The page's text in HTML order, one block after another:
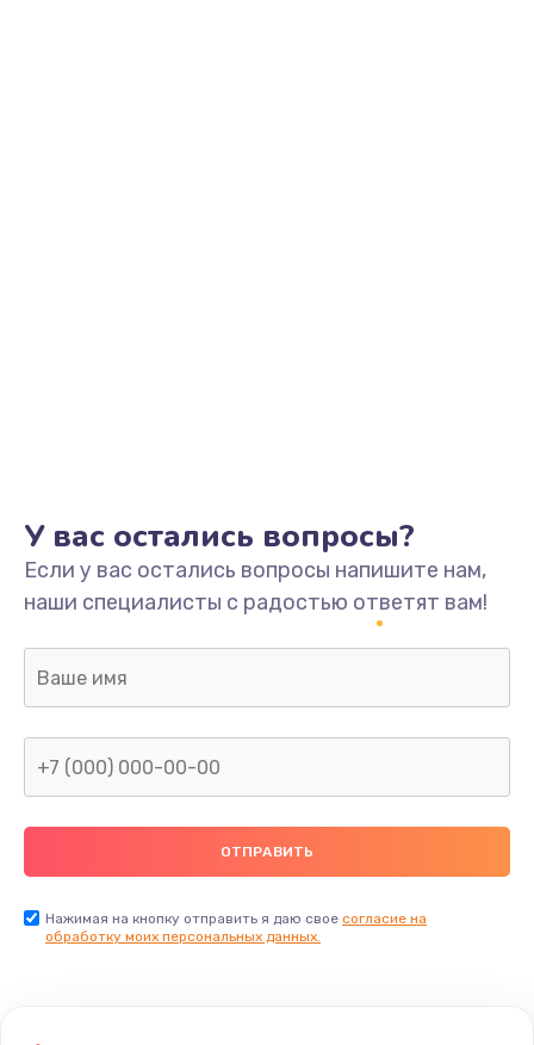
У вас остались вопросы?
Если у вас остались вопросы напишите нам,
наши специалисты с радостью ответят вам!
Нажимая на кнопку отправить я даю свое согласие на
обработку моих персональных данных.